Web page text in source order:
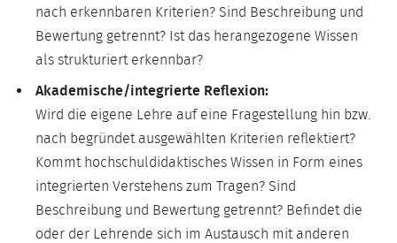
nach erkennbaren Kriterien? Sind Beschreibung und
Bewertung getrennt? Ist das herangezogene Wissen
als strukturiert erkennbar?
Akademische/integrierte Reflexion:
Wird die eigene Lehre auf eine Fragestellung hin bzw.
nach begründet ausgewählten Kriterien reflektiert?
Kommt hochschuldidaktisches Wissen in Form eines
integrierten Verstehens zum Tragen? Sind
Beschreibung und Bewertung getrennt? Befindet die
oder der Lehrende sich im Austausch mit anderen